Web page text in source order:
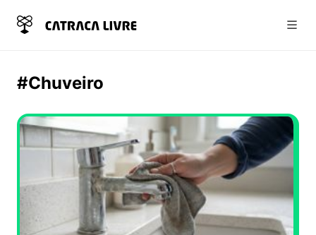
#Chuveiro